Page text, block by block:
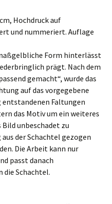
Hochdruck auf
und nummeriert. Auflage
Form hinterlässt
prägt. Nach dem
gemacht“, wurde das
auf das vorgegebene
Faltungen
das Motiv um ein weiteres
unbeschadet zu
der Schachtel gezogen
Die Arbeit kann nur
passt danach
die Schachtel.